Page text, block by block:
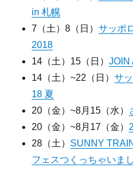
in 札幌
7（土）8（日）サッポ
2018
14（土）15（日）JOIN
14（土）~22（日）サ
18 夏
20（金）~8月15（水）
20（金）~8月17（金）
28（土） SUNNY
フェスつくっちゃいま